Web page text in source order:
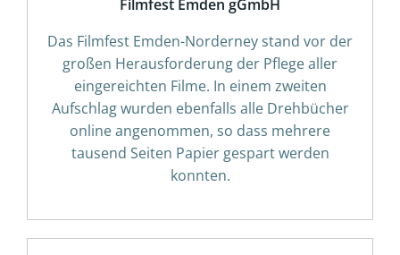
Filmfest Emden gGmbH
Das Filmfest Emden-Norderney stand vor der
großen Herausforderung der Pflege aller
eingereichten Filme. In einem zweiten
Aufschlag wurden ebenfalls alle Drehbücher
online angenommen, so dass mehrere
tausend Seiten Papier gespart werden
konnten.